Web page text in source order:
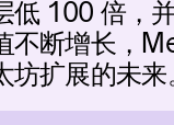
低 100 倍，
不断增长，
坊扩展的未来